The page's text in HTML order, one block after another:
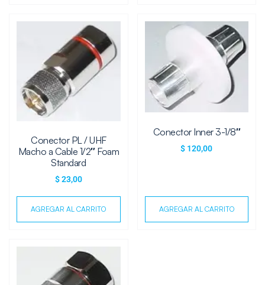
Conector PL / UHF
Macho a Cable 1/2″ Foam
Standard
$23,00
AGREGAR AL CARRITO
Conector Inner 3-1/8″
$ 120,00
AGREGAR AL CARRITO